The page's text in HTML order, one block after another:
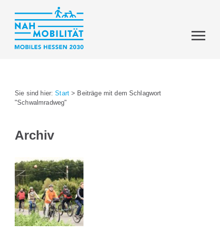
Sie sind hier:Start > Beiträge mit dem Schlagwort
"Schwalmradweg"
Archiv